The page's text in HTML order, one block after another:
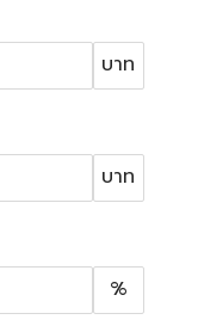
บาท
บาท
%